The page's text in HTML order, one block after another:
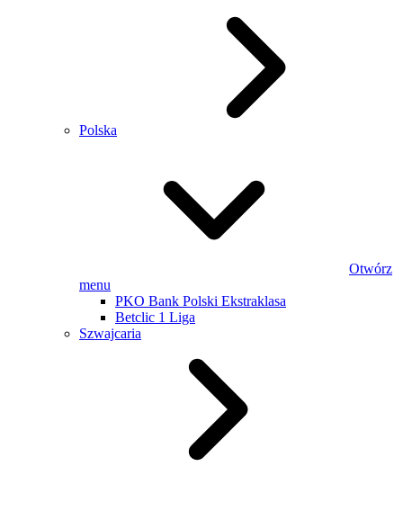
Polska
Otwórz
menu
PKO Bank Polski Ekstraklasa
Betclic 1 Liga
Szwajcaria